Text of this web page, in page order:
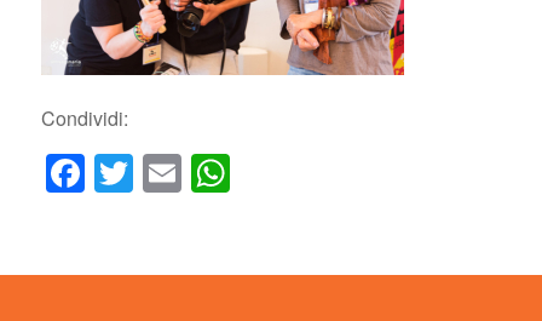
Condividi:
Facebook
Twitter
EmailWhatsApp